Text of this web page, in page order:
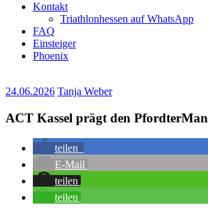
Kontakt
Triathlonhessen auf WhatsApp
FAQ
Einsteiger
Phoenix
24.06.2026 Tanja Weber
ACT Kassel prägt den PfordterMan
teilen
E-Mail
teilen
teilen